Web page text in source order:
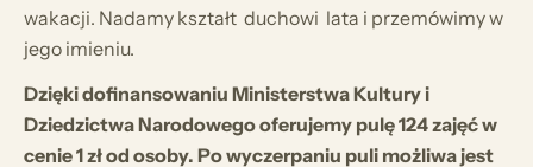
wakacji. Nadamy kształt duchowi lata i przemówimy w
jego imieniu.
Dzięki dofinansowaniu Ministerstwa Kultury i
Dziedzictwa Narodowego oferujemy pulę 124 zajęć w
cenie 1 zł od osoby. Po wyczerpaniu puli możliwa jest